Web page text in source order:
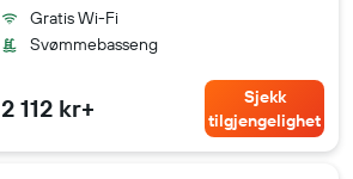
Gratis Wi-Fi
Svømmebasseng
2 112 kr+
Sjekk
tilgjengelighet